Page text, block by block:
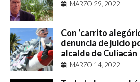
MARZO 29, 2022
Con ‘carrito
denuncia de juicio
alcalde de Culiacán
MARZO 14, 2022